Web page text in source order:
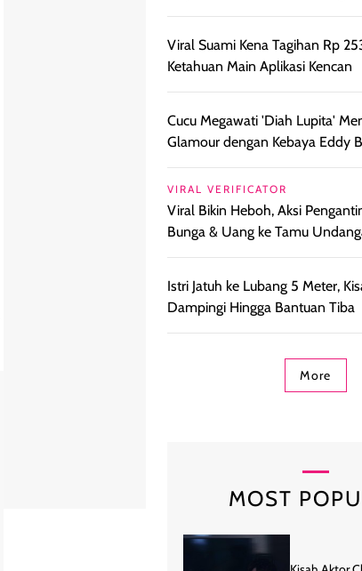
Viral Suami Kena Tagihan Rp
Ketahuan Main Aplikasi Kencan
Cucu Megawati 'Diah Lupita'
Glamour dengan Kebaya Eddy
VIRAL VERIFICATOR
Viral Bikin Heboh, Aksi
Bunga & Uang ke Tamu
Istri Jatuh ke Lubang 5 Meter,
Dampingi Hingga Bantuan Tiba
More
MOST